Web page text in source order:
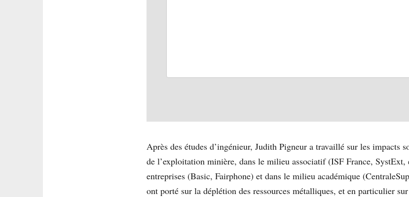
Après des études d’ingénieur, Judith Pigneur a travaillé sur les impacts
de l’exploitation minière, dans le milieu associatif (ISF France, SystExt,
entreprises (Basic, Fairphone) et dans le milieu académique
ont porté sur la déplétion des ressources métalliques, et en particulier